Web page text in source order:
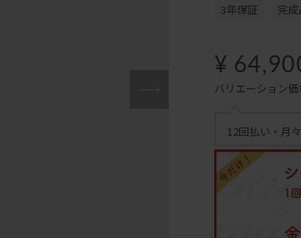
3年保証 完成
¥
バリエーション
12回払い・月々